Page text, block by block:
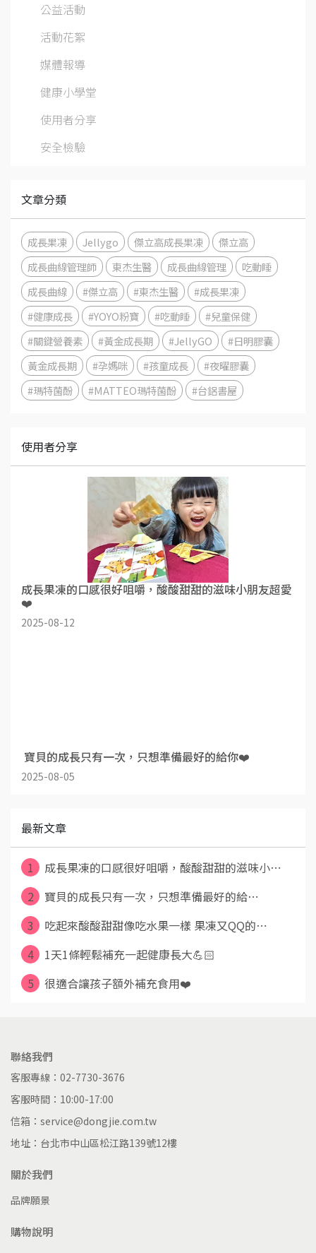
公益活動
活動花絮
媒體報導
健康小學堂
使用者分享
安全檢驗
文章分類
成長果凍 Jellygo 傑立高成長果凍
傑立高
成長曲線管理師
東杰生醫 成長曲線管理
吃動睡
成長曲線
#傑立高 #東杰生醫
#成長果凍
#健康成長
#YOYO粉寶 #吃動睡
#兒童保健
#關鍵營養素
#黃金成長期 #JellyGO
#日明膠囊
黃金成長期
#孕媽咪 #孩童成長
#夜曜膠囊
#瑪特菌酚
#MATTEO瑪特菌酚 #台鋁書屋
使用者分享
成長果凍的口感很好咀嚼，酸酸甜甜的滋味小朋友超愛
❤️
2025-08-12
​ 寶貝的成長只有一次，只想準備最好的給你❤️
2025-08-05
最新文章
1
成長果凍的口感很好咀嚼，酸酸甜甜的滋味小⋯
2
​ 寶貝的成長只有一次，只想準備最好的給⋯
3
吃起來酸酸甜甜像吃水果一樣 果凍又QQ的⋯
4
1天1條輕鬆補充一起健康長大💪🏻
5
很適合讓孩子額外補充食用❤️
聯絡我們
客服專線：02-7730-3676
客服時間：10:00-17:00
信箱：service@dongjie.com.tw
地址：台北市中山區松江路139號12樓
關於我們
品牌願景
購物說明